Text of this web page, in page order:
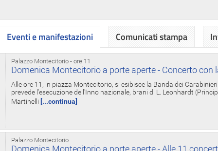
Eventi e manifestazioni
Palazzo Montecitorio - ore 11
Domenica Montecitorio a porte aperte - Concerto con
Alle ore 11, in piazza Montecitorio, si esibisce la Banda dei
prevede l'esecuzione dell'Inno nazionale, brani di L. Leonhardt
Martinelli [...continua]
Palazzo Montecitorio
Domenica Montecitorio a porte aperte - Alle 11
Comunicati stampa